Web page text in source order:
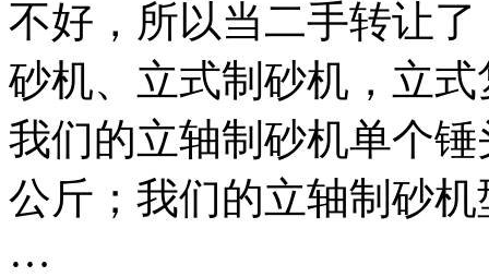
不好，所以当二手转让
砂机、立式制砂机，立
我们的立轴制砂机单个
公斤；我们的立轴制砂
…